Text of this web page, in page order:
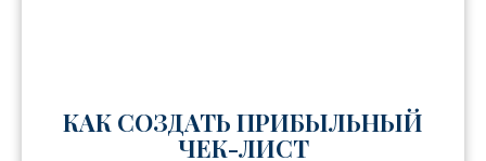
КАК СОЗДАТЬ ПРИБЫЛЬНЫЙ
ЧЕК-ЛИСТ